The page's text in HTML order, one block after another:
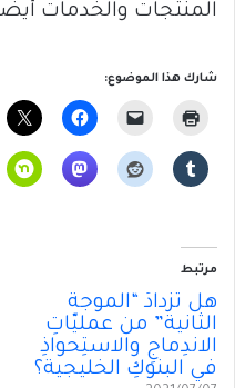
المنتجات والخدمات
شارك هذا الموضوع:
مرتبط
هل تزدادُ “الموجةُ
الثانية” من عمليّاتِ
الاندِماجِ والاستِحواذِ
في البنوكِ الخليجية؟